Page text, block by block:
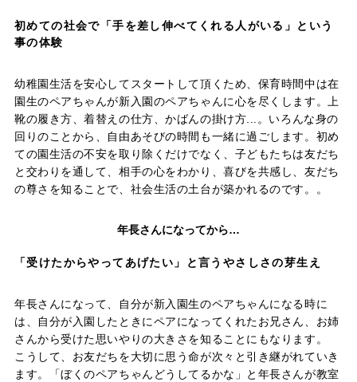
初めての社会で「手を差し伸べてくれる人がいる」という
事の体験
幼稚園生活を安心してスタートして頂くため、保育時間中は在
園生のペアちゃんが新入園のペアちゃんに心を尽くします。上
靴の履き方、着替えの仕方、かばんの掛け方...。いろんな身の
回りのことから、自由あそびの時間も一緒に過ごします。初め
ての園生活の不安を取り除くだけでなく、子どもたちは友だち
と交わりを通して、相手の心をわかり、喜びを共感し、友だち
の尊さを知ることで、社会生活の土台が築かれるのです。。
年長さんになってから…
「受けたからやってあげたい」と言うやさしさの芽生え
年長さんになって、自分が新入園生のペアちゃんになる時に
は、自分が入園したときにペアになってくれたお兄さん、お姉
さんから受けた思いやりの大きさを知ることにもなります。
こうして、お友だちを大切に思う命が次々と引き継がれていき
ます。「ぼくのペアちゃんどうしてるかな」と年長さんが教室